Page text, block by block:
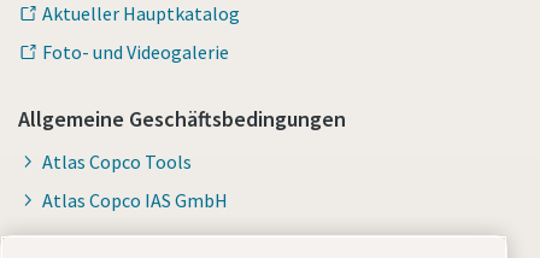
Aktueller Hauptkatalog
Foto- und Videogalerie
Allgemeine Geschäftsbedingungen
Atlas Copco Tools
Atlas Copco IAS GmbH